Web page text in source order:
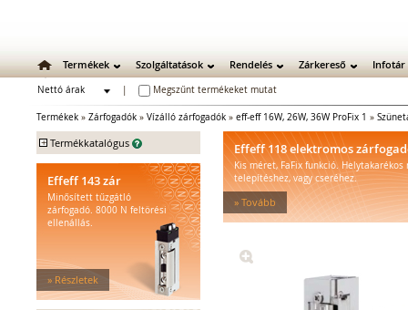
Termékek Szolgáltatások Rendelés Zárkereső Infotár
Nettó árak
Megszűnt termékeket mutat
Termékek » Zárfogadók » Vízálló zárfogadók » eff-eff 16W, 26W, 36W ProFix 1 »
+ Termékkatalógus
Mechanikus bevéső zárak
Zárbetétek
Lakatok
Zárpajzsok
Mechanikus kiegészítők
Elektromos zárak
Effeff 143 zár
Minősített tűzgátló
zárfogadó. 8000 N feltörési
ellenállás.
» Részletek
Effeff 118 elektromos
Kis méret, FaFix funkció. Helytakarékos
telepítéshez, vagy cseréhez.
» Tovább